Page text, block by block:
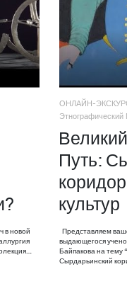
в новой
ОНЛАЙН-
Этнографический
Путь:
культур
Представляем
выдающегося
Байпакова на тему
Сырдарьинский